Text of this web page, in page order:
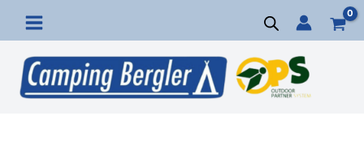
Inhalt
springen